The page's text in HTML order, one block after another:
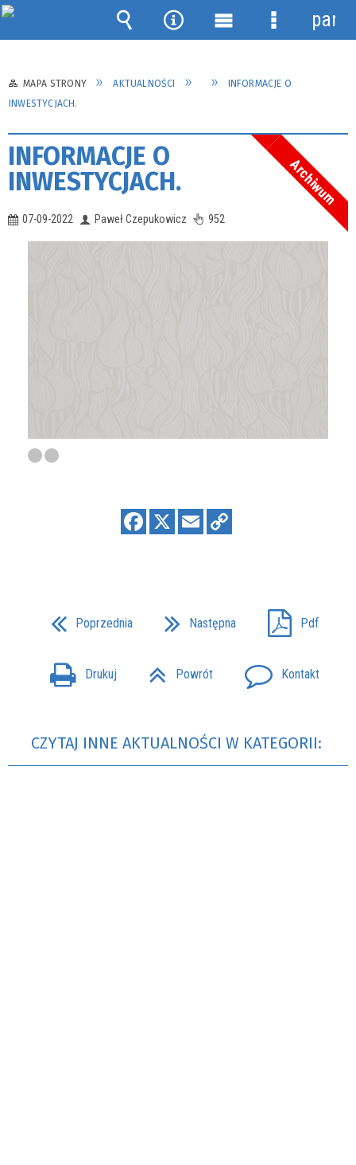
MAPA STRONY AKTUALNOŚCI
INFORMACJE O
INWESTYCJACH.
INFORMACJE O
INWESTYCJACH.
Archiwum
07-09-2022 Paweł Czepukowicz 952
Poprzednia Następna Pdf
Drukuj Powrót Kontakt
CZYTAJ INNE AKTUALNOŚCI W KATEGORII:
Wyszukiwarka
Narzędzia
Menu Menu
panel